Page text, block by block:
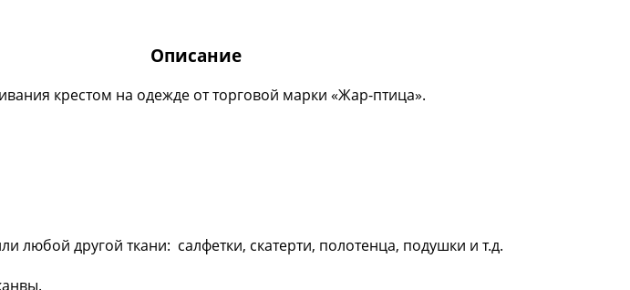
Описание
крестом на одежде от торговой марки «Жар-птица».
другой ткани: салфетки, скатерти, полотенца, подушки и т.д.